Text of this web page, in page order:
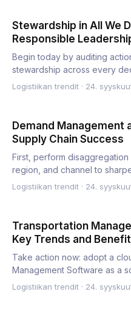
Stewardship in All We
Responsible
Begin today by auditing
stewardship across every
practica…
Logistiikan trendit · 24.
Demand Management
Supply Chain Success
First, perform
region, and channel to
inventory…
Logistiikan trendit · 24.
Transportation
Key Trends and
Take action now: adopt a
Management Software as a
visibilit…
Logistiikan trendit · 24.